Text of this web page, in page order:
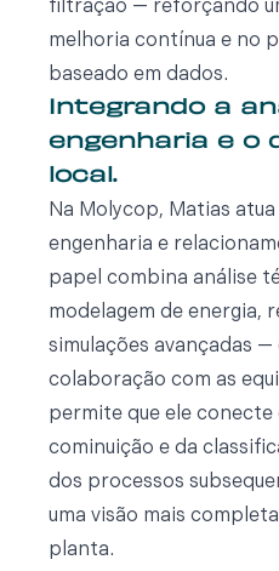
filtração — reforçando
melhoria contínua e no
baseado em dados.
Integrando a
engenharia e o
local.
Na Molycop, Matias
engenharia e
papel combina análise
modelagem de energia,
simulações avançadas
colaboração com as
permite que ele conecte
cominuição e da
dos processos
uma visão mais
planta.